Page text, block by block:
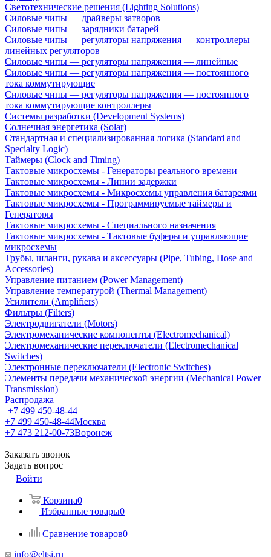
Светотехнические решения (Lighting Solutions)
Силовые чипы — драйверы затворов
Силовые чипы — зарядники батарей
Силовые чипы — регуляторы напряжения — контроллеры
линейных регуляторов
Силовые чипы — регуляторы напряжения — линейные
Силовые чипы — регуляторы напряжения — постоянного
тока коммутирующие
Силовые чипы — регуляторы напряжения — постоянного
тока коммутирующие контроллеры
Системы разработки (Development Systems)
Солнечная энергетика (Solar)
Стандартная и специализированная логика (Standard and
Specialty Logic)
Таймеры (Clock and Timing)
Тактовые микросхемы - Генераторы реального времени
Тактовые микросхемы - Линии задержки
Тактовые микросхемы - Микросхемы управления батареями
Тактовые микросхемы - Программируемые таймеры и
Генераторы
Тактовые микросхемы - Специального назначения
Тактовые микросхемы - Тактовые буферы и управляющие
микросхемы
Трубы, шланги, рукава и аксессуары (Pipe, Tubing, Hose and
Accessories)
Управление питанием (Power Management)
Управление температурой (Thermal Management)
Усилители (Amplifiers)
Фильтры (Filters)
Электродвигатели (Motors)
Электромеханические компоненты (Electromechanical)
Электромеханические переключатели (Electromechanical
Switches)
Электронные переключатели (Electronic Switches)
Элементы передачи механической энергии (Mechanical Power
Transmission)
Распродажа
+7 499 450-48-44
+7 499 450-48-44Москва
+7 473 212-00-73Воронеж
Заказать звонок
Задать вопрос
Войти
Корзина0
Избранные товары0
Сравнение товаров0
info@eltsi.ru